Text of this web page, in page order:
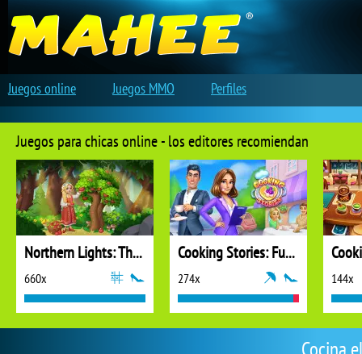
Juegos para chicas online - los editores recomiendan
Northern Lights: The Secret of the Forest
660x
Cooking Stories: Fun Cafe Game
274x 144x
Juegos online Juegos MMO Perfiles